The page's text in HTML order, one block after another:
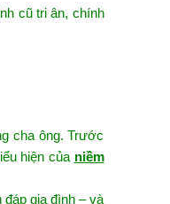
cũ tri ân, chính
cha ông. Trước
hiện của niềm
đáp gia đình – và